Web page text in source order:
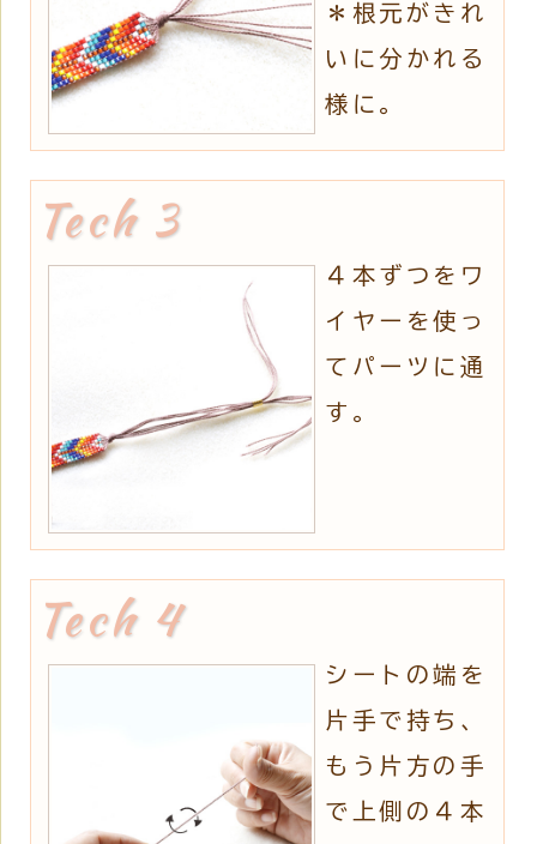
＊根元がきれ
いに分かれる
様に。
４本ずつをワ
イヤーを使っ
てパーツに通
す。
シートの端を
片手で持ち、
もう片方の手
で上側の４本